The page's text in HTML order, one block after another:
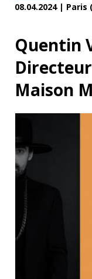
08.04.2024 | Paris
Quentin
Maison